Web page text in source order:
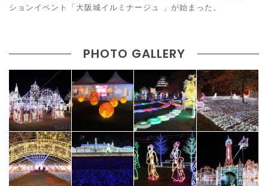
ションイベント「⼤阪城イルミナージュ 」が始まった。
PHOTO GALLERY